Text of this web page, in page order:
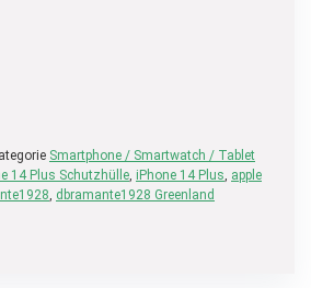
Smartphone / Smartwatch / Tablet
14 Plus Schutzhülle, iPhone 14 Plus, apple
, dbramante1928 Greenland